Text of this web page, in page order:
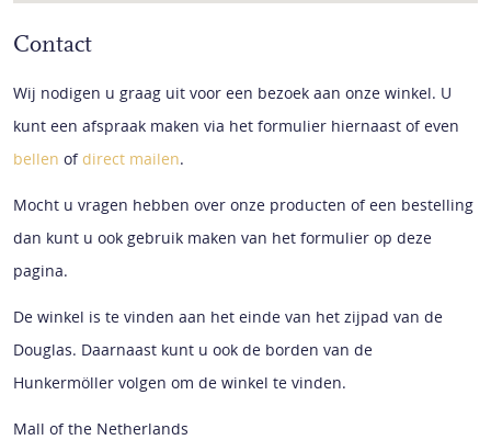
Contact
Wij nodigen u graag uit voor een bezoek aan onze winkel. U
kunt een afspraak maken via het formulier hiernaast of even
bellen ofdirect mailen.
Mocht u vragen hebben over onze producten of een bestelling
dan kunt u ook gebruik maken van het formulier op deze
pagina.
De winkel is te vinden aan het einde van het zijpad van de
Douglas. Daarnaast kunt u ook de borden van de
Hunkermöller volgen om de winkel te vinden.
Mall of the Netherlands